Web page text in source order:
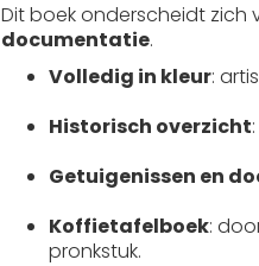
Dit boek onderscheidt zich
documentatie.
Volledig in kleur:
Historisch overzicht
Getuigenissen en
Koffietafelboek:
pronkstuk.